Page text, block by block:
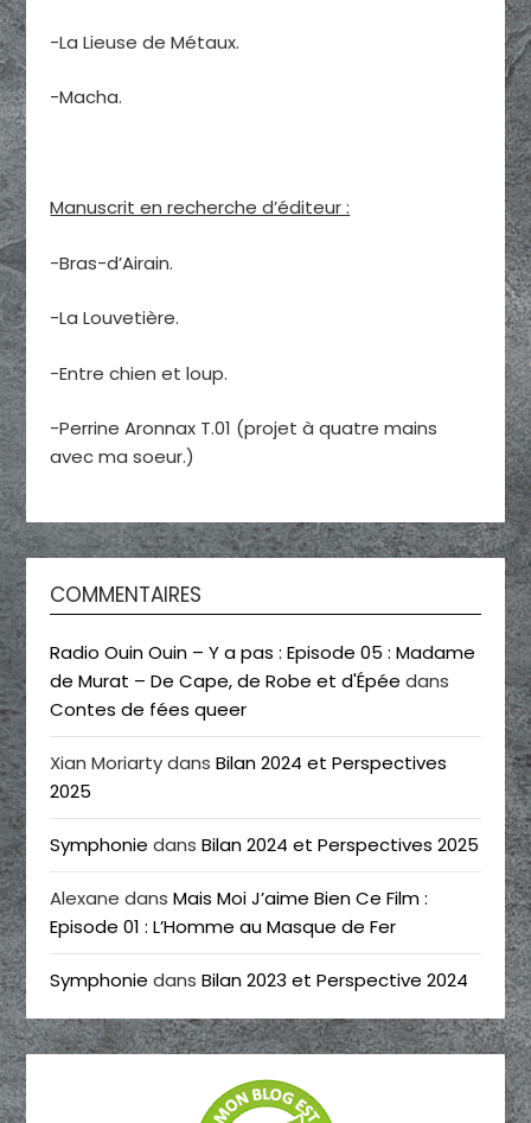
-La Lieuse de Métaux.
-Macha.
Manuscrit en recherche d’éditeur :
-Bras-d’Airain.
-La Louvetière.
-Entre chien et loup.
-Perrine Aronnax T.01 (projet à quatre mains
avec ma soeur.)
COMMENTAIRES
Radio Ouin Ouin – Y a pas : Episode 05 : Madame
de Murat – De Cape, de Robe et d'Épée dans
Contes de fées queer
Xian MoriartydansBilan 2024 et Perspectives
2025
Symphonie dansBilan 2024 et Perspectives 2025
Alexane dansMais Moi J’aime Bien Ce Film :
Episode 01 : L’Homme au Masque de Fer
Symphonie dansBilan 2023 et Perspective 2024